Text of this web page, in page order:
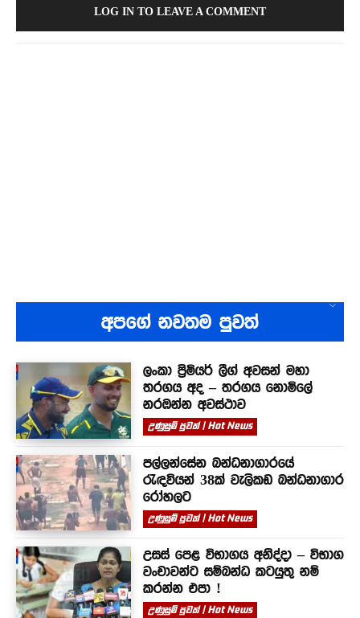
LOG IN TO LEAVE A COMMENT
අපගේ නවතම පුවත්
ලංකා ප්‍රිමියර් ලීග් අවසන් මහා
තරගය අද – තරගය නොමිලේ
නරඹන්න අවස්ථාව
උණුසුම් පුවත් | Hot News
පල්ලන්සේන බන්ධනාගාරයේ
රැඳවියන් 38ක් වැලිකඩ බන්ධනාගාර
රෝහලට
උණුසුම් පුවත් | Hot News
උසස් පෙළ විභාගය අනිද්දා – විභාග
වංචාවන්ට සම්බන්ධ කටයුතු නම්
කරන්න එපා !
උණුසුම් පුවත් | Hot News